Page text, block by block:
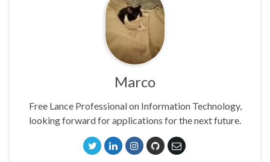
Marco
Free Lance Professional on Information Technology,
looking forward for applications for the next future.